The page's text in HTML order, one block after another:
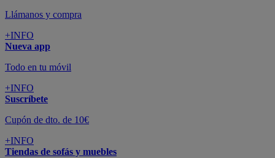
Llámanos y compra
+INFO
Nueva app
Todo en tu móvil
+INFO
Suscríbete
Cupón de dto. de 10€
+INFO
Tiendas de sofás y muebles